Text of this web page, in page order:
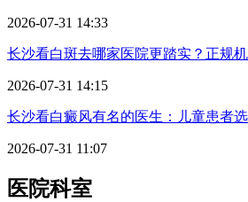
2026-07-31 14:33
长沙看白斑去哪家医院更踏实？正规
2026-07-31 14:15
长沙看白癜风有名的医生：儿童患者
2026-07-31 11:07
医院科室